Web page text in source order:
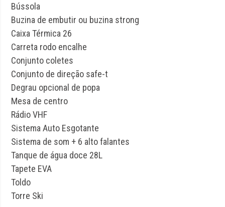
Bússola
Buzina de embutir ou buzina strong
Caixa Térmica 26
Carreta rodo encalhe
Conjunto coletes
Conjunto de direção safe-t
Degrau opcional de popa
Mesa de centro
Rádio VHF
Sistema Auto Esgotante
Sistema de som + 6 alto falantes
Tanque de água doce 28L
Tapete EVA
Toldo
Torre Ski